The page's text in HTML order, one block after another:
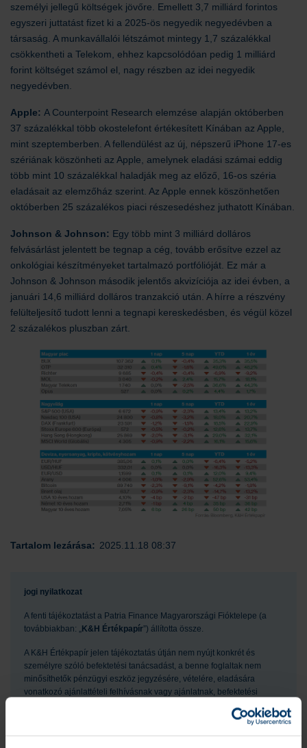
személyi jellegű költségek jövőre. Emellett 3,7 milliárd forintos
egyszeri juttatást fizet ki a 2025-ös negyedik negyedévben a
társaság. A munkavállalói létszámot mintegy 1,7 százalékkal
csökkentheti a Telekom, ehhez kapcsolódóan pedig 1 milliárd
forint költséget számol el, nagy részben az idei negyedik
negyedévben.
Apple: A Counterpoint Research elemzése alapján októberben
37 százalékkal több okostelefont értékesített Kínában az Apple,
mint szeptemberben. A fellendülést az új, népszerű iPhone 17-es
szériának köszönheti az Apple, amelynek eladási számai eddig
több mint 10 százalékkal haladják meg az előző, 16-os széria
eladásait az elemzőház szerint. Az Apple ennek köszönhetően
októberben 25 százalékos piaci részesedéshez juthatott Kínában.
Johnson & Johnson: Egy több mint 3 milliárd dolláros
felvásárlást jelentett be tegnap a cég, tovább erősítve ezzel az
onkológiai készítményeket tartalmazó portfólióját. Ez már a
Johnson & Johnson második jelentős akvizíciója az idei évben, a
januári 14,6 milliárd dolláros tranzakció után. A hírre a részvény
felülteljesítő tudott lenni a tegnapi kereskedésben, és végül közel
2 százalékos pluszban zárt.
Tartalom lezárása: 2025.11.18 08:37
jogi nyilatkozat
A fenti tájékoztatást a Patria Finance Magyarországi Fióktelepe (a
továbbiakban: „K&H Értékpapír”) állította össze.
A K&H Értékpapír jelen tájékoztatás útján nem nyújt konkrét és
személyre szóló befektetési tanácsadást, a benne foglaltak nem
minősíthetők pénzügyi eszköz jegyzésére, vételére, eladására
vonatkozó ajánlattételi felhívásnak vagy ajánlatnak, befektetési
elemzésnek, pénzügyi elemzésnek, befektetéssel kapcsolatos